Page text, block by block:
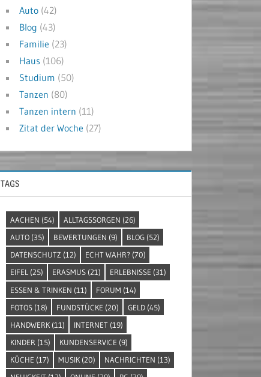
Auto (42)
Blog (43)
Familie (23)
Haus (106)
Studium (50)
Tanzen (80)
Tanzen intern (11)
Zitat der Woche (27)
TAGS
AACHEN (54) ALLTAGSSORGEN (26)
AUTO(35) BEWERTUNGEN (9) BLOG(52)
DATENSCHUTZ (12) ECHT WAHR? (70)
EIFEL(25) ERASMUS(21) ERLEBNISSE (31)
ESSEN & TRINKEN (11) FORUM (14)
FOTOS(18) FUNDSTÜCKE (20) GELD(45)
HANDWERK(11) INTERNET(19)
KINDER (15) KUNDENSERVICE (9)
KÜCHE (17) MUSIK(20) NACHRICHTEN (13)